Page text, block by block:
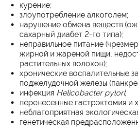
курение;
злоупотребление алкоголем;
нарушение обмена веществ
сахарный диабет 2-го типа);
неправильное питание
жирной и жареной пищи,
растительных волокон);
хронические воспалительные
поджелудочной железы
инфекция Helicobacter pylori;
перенесенные гастрэктомия и
неблагоприятная
генетическая